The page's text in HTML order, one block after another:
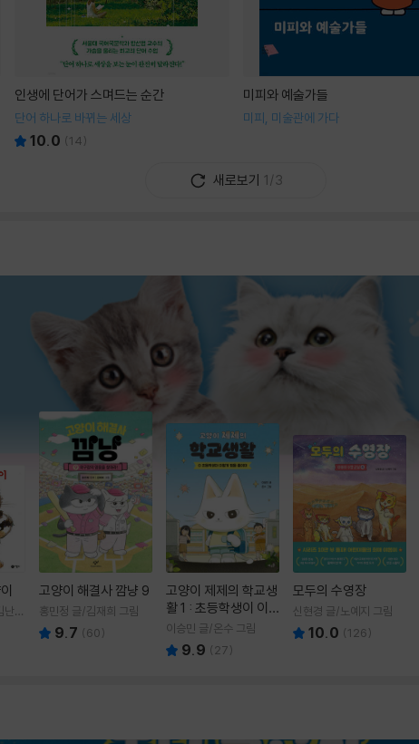
인생에 단어가 스며드는 순간
단어 하나로 바뀌는 세상
10.0 (14)
미피와 예술가들
미피, 미술관에 가다
새로보기 1/3
주
고양이 해결사 깜냥 9
홍민정 글/김재희 그림
9.7 (60)
고양이 제제의 학교생
활 1 : 초등학생이 이
렇게 힘들 줄이야
이승민 글/온수 그림
9.9 ( 27)
모두의 수영장
신현경 글/노예지 그림
10.0 (126)